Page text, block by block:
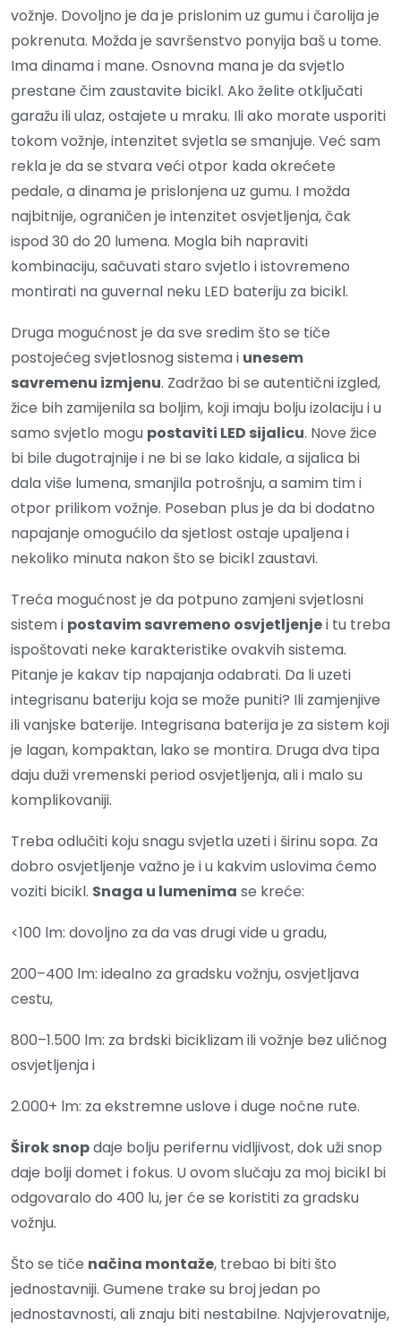
vožnje. Dovoljno je da je prislonim uz gumu i čarolija je
pokrenuta. Možda je savršenstvo ponyija baš u tome.
Ima dinama i mane. Osnovna mana je da svjetlo
prestane čim zaustavite bicikl. Ako želite otključati
garažu ili ulaz, ostajete u mraku. Ili ako morate usporiti
tokom vožnje, intenzitet svjetla se smanjuje. Već sam
rekla je da se stvara veći otpor kada okrećete
pedale, a dinama je prislonjena uz gumu. I možda
najbitnije, ograničen je intenzitet osvjetljenja, čak
ispod 30 do 20 lumena. Mogla bih napraviti
kombinaciju, sačuvati staro svjetlo i istovremeno
montirati na guvernal neku LED bateriju za bicikl.
Druga mogućnost je da sve sredim što se tiče
postojećeg svjetlosnog sistema i unesem
savremenu izmjenu. Zadržao bi se autentični izgled,
žice bih zamijenila sa boljim, koji imaju bolju izolaciju i u
samo svjetlo mogu postaviti LED sijalicu. Nove žice
bi bile dugotrajnije i ne bi se lako kidale, a sijalica bi
dala više lumena, smanjila potrošnju, a samim tim i
otpor prilikom vožnje. Poseban plus je da bi dodatno
napajanje omogućilo da sjetlost ostaje upaljena i
nekoliko minuta nakon što se bicikl zaustavi.
Treća mogućnost je da potpuno zamjeni svjetlosni
sistem i postavim savremeno osvjetljenjei tu treba
ispoštovati neke karakteristike ovakvih sistema.
Pitanje je kakav tip napajanja odabrati. Da li uzeti
integrisanu bateriju koja se može puniti? Ili zamjenjive
ili vanjske baterije. Integrisana baterija je za sistem koji
je lagan, kompaktan, lako se montira. Druga dva tipa
daju duži vremenski period osvjetljenja, ali i malo su
komplikovaniji.
Treba odlučiti koju snagu svjetla uzeti i širinu sopa. Za
dobro osvjetljenje važno je i u kakvim uslovima ćemo
voziti bicikl. Snaga u lumenima se kreće:
<100 lm: dovoljno za da vas drugi vide u gradu,
200–400 lm: idealno za gradsku vožnju, osvjetljava
cestu,
800–1.500 lm: za brdski biciklizam ili vožnje bez uličnog
osvjetljenja i
2.000+ lm: za ekstremne uslove i duge noćne rute.
Širok snopdaje bolju perifernu vidljivost, dok uži snop
daje bolji domet i fokus. U ovom slučaju za moj bicikl bi
odgovaralo do 400 lu, jer će se koristiti za gradsku
vožnju.
Što se tiče načina montaže, trebao bi biti što
jednostavniji. Gumene trake su broj jedan po
jednostavnosti, ali znaju biti nestabilne. Najvjerovatnije,